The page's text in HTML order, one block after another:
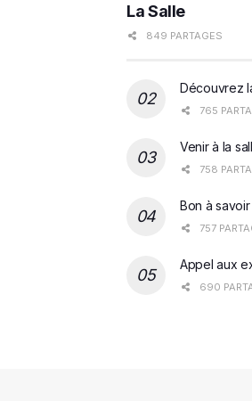
La Salle
849 PARTAGES
Découvrez
765
Venir à la
758
Bon à savoir
757
Appel aux
690